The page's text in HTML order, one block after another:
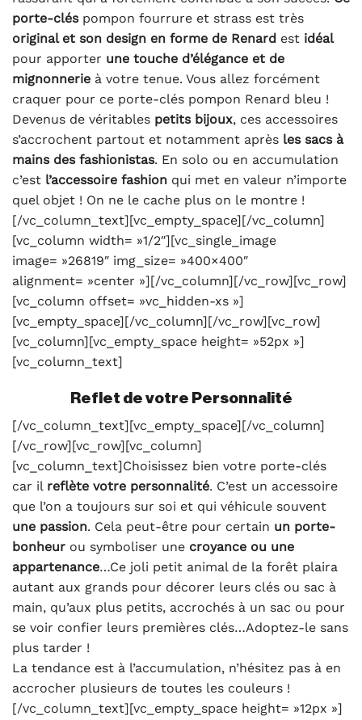
porte-cléspompon fourrure et strass est très
original et son design en forme de Renard est idéal
pour apporter une touche d’élégance et de
mignonnerie à votre tenue. Vous allez forcément
craquer pour ce porte-clés pompon Renard bleu !
Devenus de véritables petits bijoux, ces accessoires
s’accrochent partout et notamment après les sacs à
mains des fashionistas. En solo ou en accumulation
c’est l’accessoire fashion qui met en valeur n’importe
quel objet ! On ne le cache plus on le montre !
[/vc_column_text][vc_empty_space][/vc_column]
[vc_column width= »1/2″][vc_single_image
image= »26819″ img_size= »400×400″
alignment= »center »][/vc_column][/vc_row][vc_row]
[vc_column offset= »vc_hidden-xs »]
[vc_empty_space][/vc_column][/vc_row][vc_row]
[vc_column][vc_empty_space height= »52px »]
[vc_column_text]
Reflet de votre Personnalité
[/vc_column_text][vc_empty_space][/vc_column]
[/vc_row][vc_row][vc_column]
[vc_column_text]Choisissez bien votre porte-clés
car il reflète votre personnalité. C’est un accessoire
que l’on a toujours sur soi et qui véhicule souvent
une passion. Cela peut-être pour certain un porte-
bonheur ou symboliser une croyance ou une
appartenance…Ce joli petit animal de la forêt plaira
autant aux grands pour décorer leurs clés ou sac à
main, qu’aux plus petits, accrochés à un sac ou pour
se voir confier leurs premières clés…Adoptez-le sans
plus tarder !
La tendance est à l’accumulation, n’hésitez pas à en
accrocher plusieurs de toutes les couleurs !
[/vc_column_text][vc_empty_space height= »12px »]